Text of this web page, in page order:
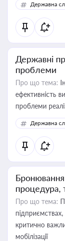
Державна
Державні
проблеми
Про що тема:
ефективність
проблеми
Державна
Бронювання
процедура,
Про що тема:
критично
мобілізації